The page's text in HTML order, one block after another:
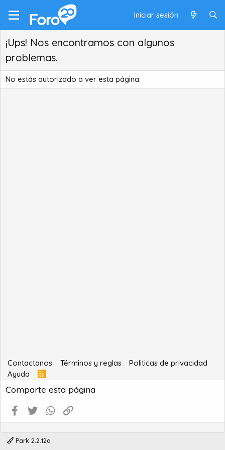
Iniciar sesión
¡Ups! Nos encontramos con algunos
problemas.
No estás autorizado a ver esta página.
Contactanos Términos y reglas
Politicas de privacidad
Ayuda
R
S
S
Comparte esta página
Facebook
Twitter WhatsApp
Park 2.2.12a